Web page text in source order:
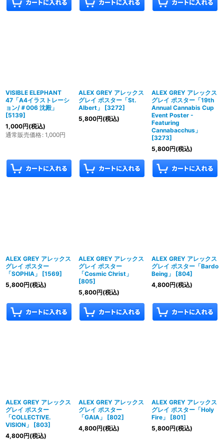
VISIBLE ELEPHANT
47「A4イラストレーシ
ョン/＃006 沈殿」
[5139]
1,000円(税込)
通常販売価格: 1,000円
ALEX GREY アレックス
グレイ ポスター「St.
Albert」
[3272]
5,800円(税込)
ALEX GREY アレックス
グレイ ポスター「19th
Annual Cannabis Cup
Event Poster -
Featuring
Cannabacchus」
[3273]
5,800円(税込)
ALEX GREY アレックス
グレイ ポスター
「SOPHIA」
[1569]
5,800円(税込)
ALEX GREY アレックス
グレイ ポスター
「Cosmic Christ」
[805]
5,800円(税込)
ALEX GREY アレックス
グレイ ポスター「Bardo
Being」
[804]
4,800円(税込)
ALEX GREY アレックス
グレイ ポスター
「COLLECTIVE.
VISION」
[803]
4,800円(税込)
ALEX GREY アレックス
グレイ ポスター
「GAIA」
[802]
4,800円(税込)
ALEX GREY アレックス
グレイ ポスター「Holy
Fire」
[801]
5,800円(税込)